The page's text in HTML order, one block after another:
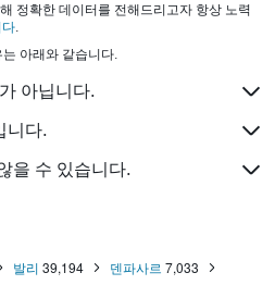
정확한 데이터를 전해드리고자 항상 노력
.
아래와 같습니다.
아닙니다.
니다.
을 수 있습니다.
발리 39,194 덴파사르 7,033